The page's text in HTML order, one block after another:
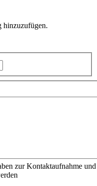
hinzuzufügen.